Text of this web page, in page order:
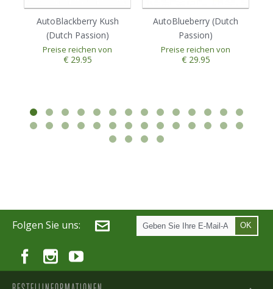
AutoBlackberry Kush
(Dutch Passion)
Preise reichen von
€ 29.95
AutoBlueberry (Dutch
Passion)
Preise reichen von
€ 29.95
Folgen Sie uns: OK